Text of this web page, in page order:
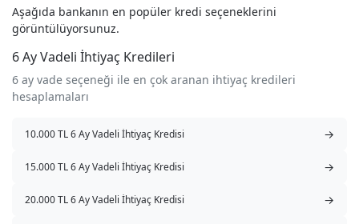
Aşağıda bankanın en popüler kredi seçeneklerini
görüntülüyorsunuz.
6 Ay Vadeli İhtiyaç Kredileri
6 ay vade seçeneği ile en çok aranan ihtiyaç kredileri
hesaplamaları
10.000 TL 6 Ay Vadeli İhtiyaç Kredisi →
15.000 TL 6 Ay Vadeli İhtiyaç Kredisi →
20.000 TL 6 Ay Vadeli İhtiyaç Kredisi →